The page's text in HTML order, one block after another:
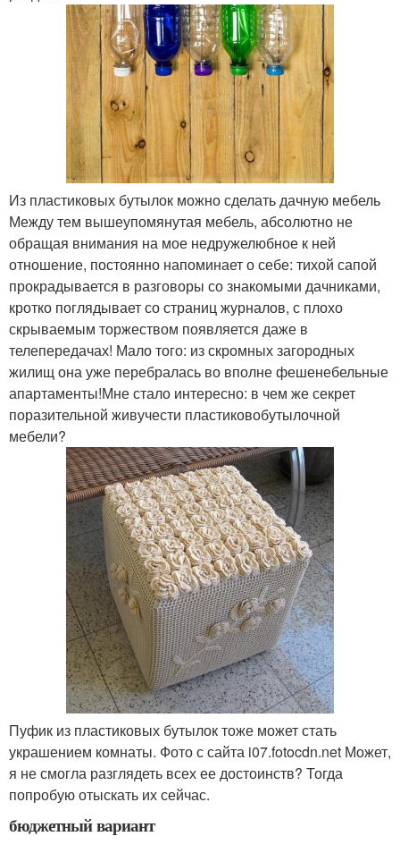
Из пластиковых бутылок можно сделать дачную мебель
Между тем вышеупомянутая мебель, абсолютно не
обращая внимания на мое недружелюбное к ней
отношение, постоянно напоминает о себе: тихой сапой
прокрадывается в разговоры со знакомыми дачниками,
кротко поглядывает со страниц журналов, с плохо
скрываемым торжеством появляется даже в
телепередачах! Мало того: из скромных загородных
жилищ она уже перебралась во вполне фешенебельные
апартаменты!Мне стало интересно: в чем же секрет
поразительной живучести пластиковобутылочной
мебели?
Пуфик из пластиковых бутылок тоже может стать
украшением комнаты. Фото с сайта i07.fotocdn.net Может,
я не смогла разглядеть всех ее достоинств? Тогда
попробую отыскать их сейчас.
бюджетный вариант